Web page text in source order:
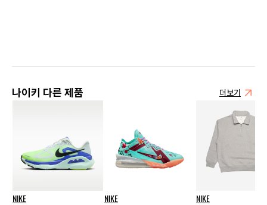
나이키 다른 제품 더보기
NIKE NIKE NIKE